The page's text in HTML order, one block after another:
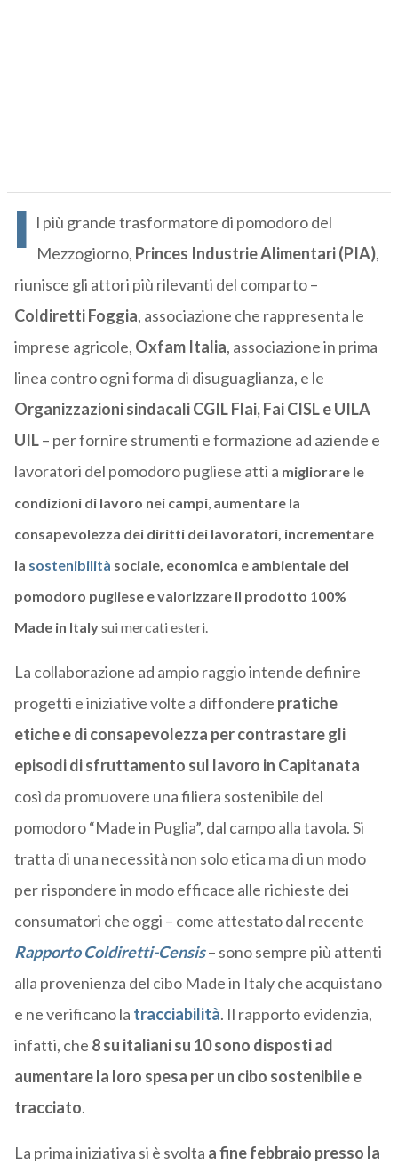
I l più grande trasformatore di pomodoro del
Mezzogiorno, Princes Industrie Alimentari (PIA),
riunisce gli attori più rilevanti del comparto –
Coldiretti Foggia, associazione che rappresenta le
imprese agricole, Oxfam Italia, associazione in prima
linea contro ogni forma di disuguaglianza, e le
Organizzazioni sindacali CGIL Flai, Fai CISL e UILA
UIL– per fornire strumenti e formazione ad aziende e
lavoratori del pomodoro pugliese atti a migliorare le
condizioni di lavoro nei campi,aumentare la
consapevolezza dei diritti dei lavoratori, incrementare
la sostenibilità sociale, economica e ambientale del
pomodoro pugliesee valorizzare il prodotto 100%
Made in Italysui mercati esteri.
La collaborazione ad ampio raggio intende definire
progetti e iniziative volte a diffondere pratiche
etiche e di consapevolezza per contrastare gli
episodi di sfruttamento sul lavoro in Capitanata
così da promuovere una filiera sostenibile del
pomodoro “Made in Puglia”, dal campo alla tavola. Si
tratta di una necessità non solo etica ma di un modo
per rispondere in modo efficace alle richieste dei
consumatori che oggi – come attestato dal recente
Rapporto Coldiretti-Censis– sono sempre più attenti
alla provenienza del cibo Made in Italy che acquistano
e ne verificano la tracciabilità. Il rapporto evidenzia,
infatti, che 8 su italiani su 10 sono disposti ad
aumentare la loro spesa per un cibo sostenibile e
tracciato.
La prima iniziativa si è svolta a fine febbraio presso la